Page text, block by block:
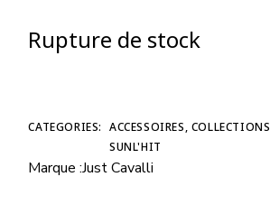
Rupture de stock
CATEGORIES: ACCESSOIRES, COLLECTIONS
SUNL'HIT
Marque :Just Cavalli